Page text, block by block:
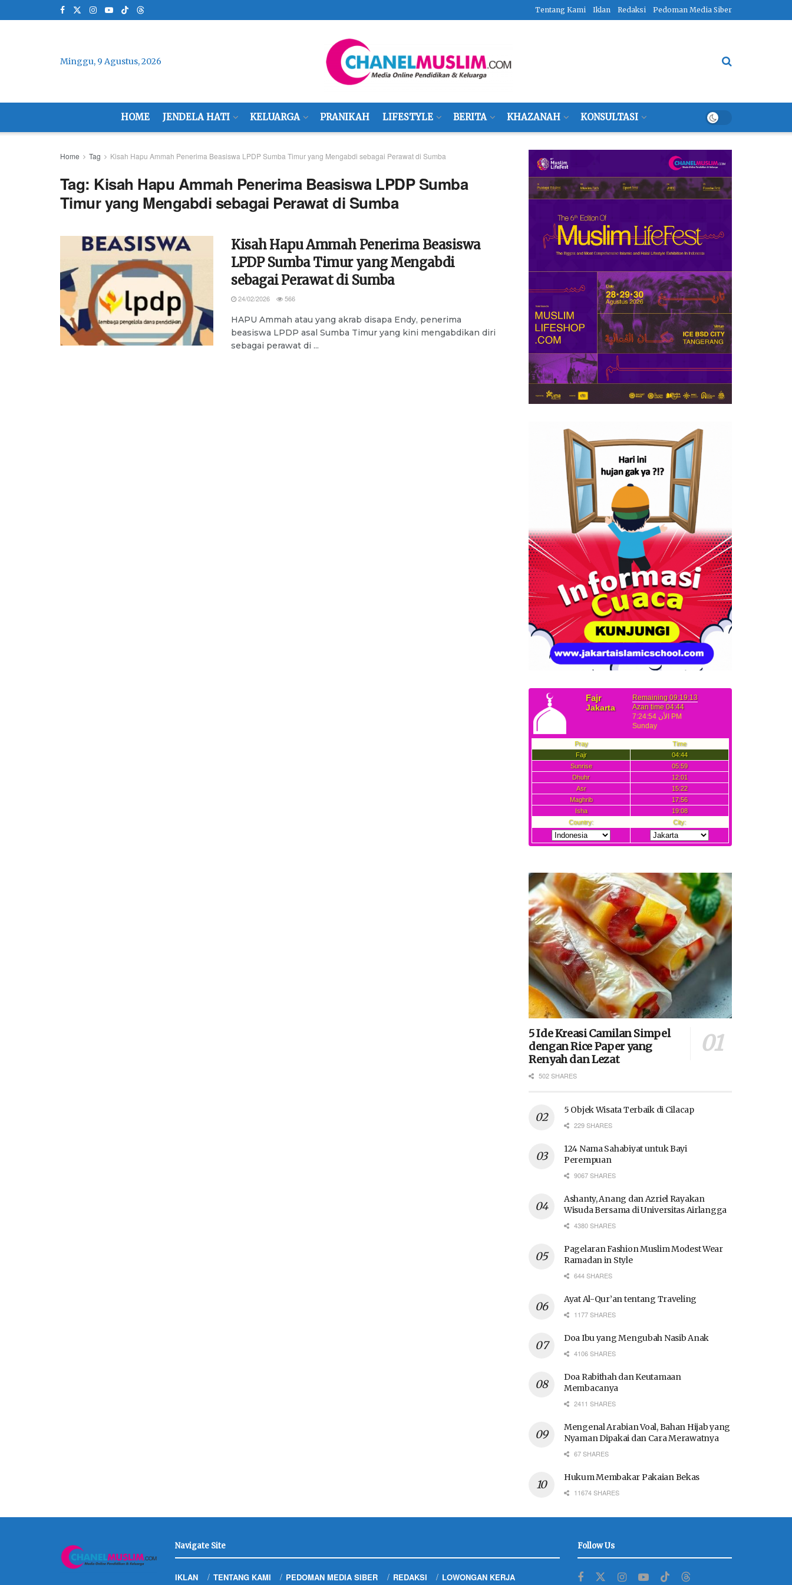
Tentang Kami Iklan Redaksi Pedoman Media Siber
Minggu, 9 Agustus, 2026
HOME JENDELA HATI KELUARGA PRANIKAH LIFESTYLE BERITA KHAZANAH KONSULTASI
Home Tag Kisah Hapu Ammah Penerima Beasiswa LPDP Sumba Timur yang Mengabdi sebagai Perawat di Sumba
Tag: Kisah Hapu Ammah Penerima Beasiswa LPDP Sumba
Timur yang Mengabdi sebagai Perawat di Sumba
Kisah Hapu Ammah Penerima Beasiswa
LPDP Sumba Timur yang Mengabdi
sebagai Perawat di Sumba
24/02/2026 566
HAPU Ammah atau yang akrab disapa Endy, penerima
beasiswa LPDP asal Sumba Timur yang kini mengabdikan diri
sebagai perawat di ...
5 Ide Kreasi Camilan Simpel
dengan Rice Paper yang
Renyah dan Lezat
502 SHARES
5 Objek Wisata Terbaik di Cilacap
229 SHARES
124 Nama Sahabiyat untuk Bayi
Perempuan
9067 SHARES
Ashanty, Anang dan Azriel Rayakan
Wisuda Bersama di Universitas Airlangga
4380 SHARES
Pagelaran Fashion Muslim Modest Wear
Ramadan in Style
644 SHARES
Ayat Al-Qur’an tentang Traveling
1177 SHARES
Doa Ibu yang Mengubah Nasib Anak
4106 SHARES
Doa Rabithah dan Keutamaan
Membacanya
2411 SHARES
Mengenal Arabian Voal, Bahan Hijab yang
Nyaman Dipakai dan Cara Merawatnya
67 SHARES
Hukum Membakar Pakaian Bekas
11674 SHARES
Navigate Site
IKLAN TENTANG KAMI PEDOMAN MEDIA SIBER REDAKSI LOWONGAN KERJA
Follow Us